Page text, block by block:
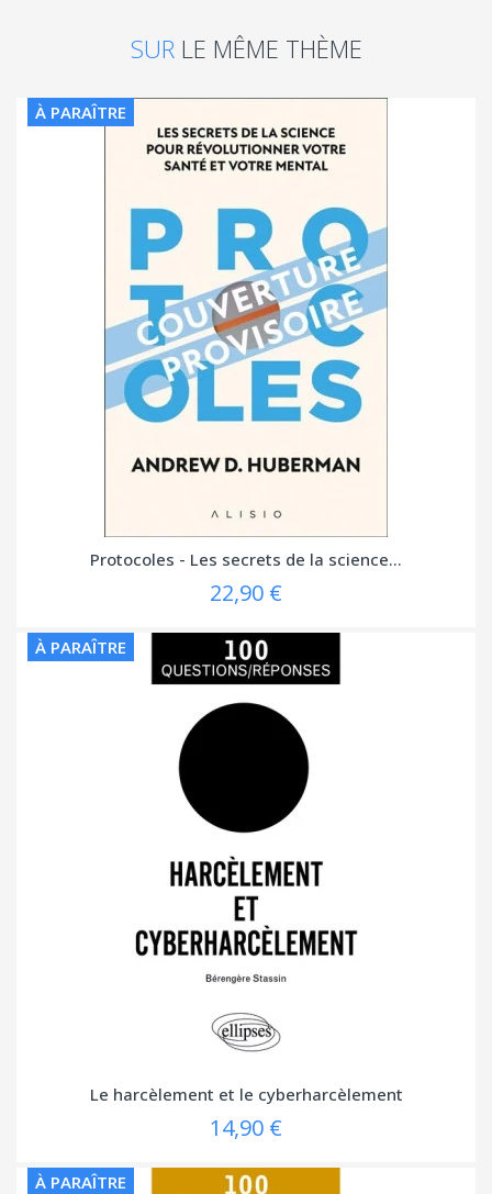
SUR LE MÊME THÈME
À PARAÎTRE
Protocoles - Les secrets de la science...
22,90 €
À PARAÎTRE
Le harcèlement et le cyberharcèlement
14,90 €
À PARAÎTRE